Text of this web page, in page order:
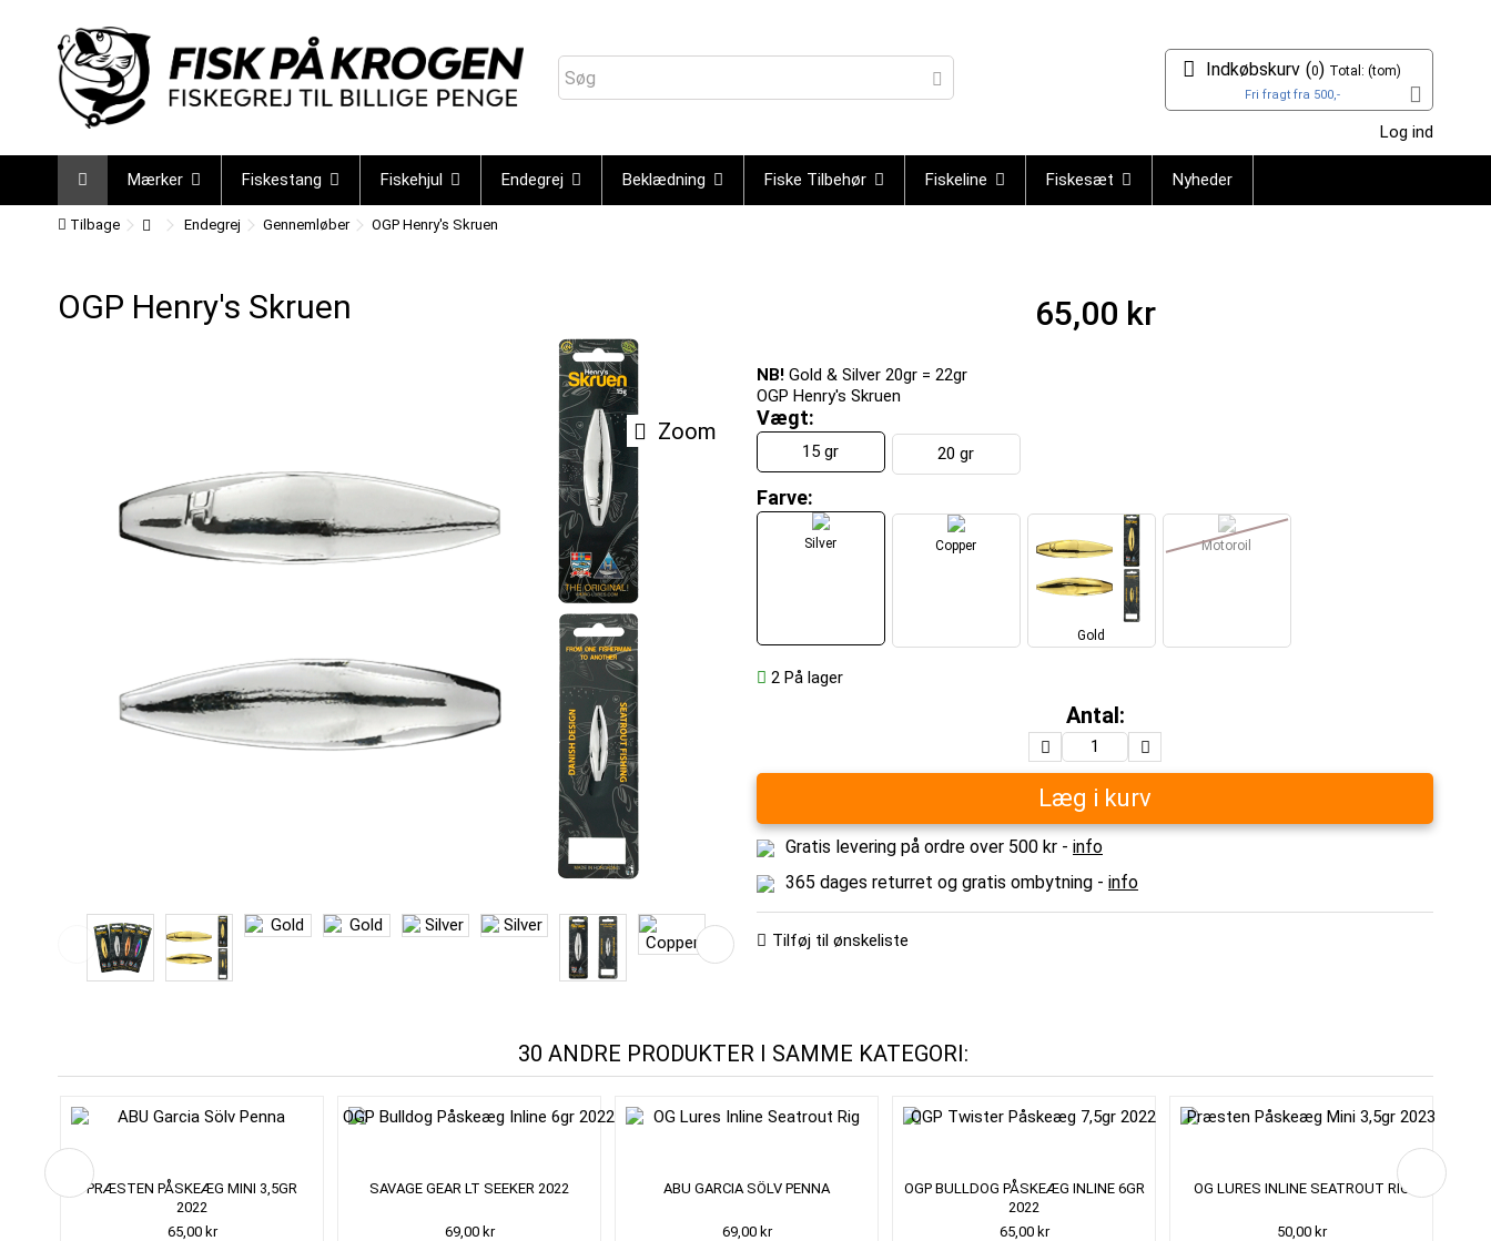
Indkøbskurv (0) Total: (tom)
Fri fragt fra 500,-
Log ind
Mærker Fiskestang Fiskehjul Endegrej Beklædning Fiske Tilbehør Fiskeline Fiskesæt Nyheder
Tilbage Endegrej Gennemløber OGP Henry's Skruen
OGP Henry's Skruen
Zoom
65,00 kr
NB! Gold & Silver 20gr = 22gr
OGP Henry's Skruen
Vægt:
15 gr 20 gr
Farve:
Silver Copper
Gold
Motoroil
2 På lager
Antal:
Læg i kurv
Gratis levering på ordre over 500 kr - info
365 dages returret og gratis ombytning - info
Tilføj til ønskeliste
30 ANDRE PRODUKTER I SAMME KATEGORI:
PRÆSTEN PÅSKEÆG MINI 3,5GR
2022
65,00 kr
SAVAGE GEAR LT SEEKER 2022
69,00 kr
ABU GARCIA SÖLV PENNA
69,00 kr
OGP BULLDOG PÅSKEÆG INLINE 6GR
2022
65,00 kr
OG LURES INLINE SEATROUT RIG
50,00 kr